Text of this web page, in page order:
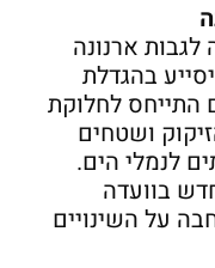
ארנונה
בהגדלת
התייחס לחלוקת
ושטחים
לנמלי הים.
בוועדה
על השינויים